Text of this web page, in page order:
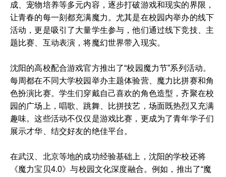
成、宠物培养等多元内容，逐步打破游戏和现实的界限，
让青春的每一刻都充满魔力。尤其是在校园内举办的线下
活动，更是吸引了大量学生参与，他们通过线下竞技、主
题比赛、互动表演，将魔幻世界带入现实。
沈阳的高校配合游戏官方推出了“校园魔力节”系列活动。
每周都在不同大学校园举办主题体验营、魔力比拼赛和角
色扮演比赛。学生们穿戴自己喜欢的角色造型，齐聚在校
园的广场上，唱歌、跳舞、比拼技艺，场面既热烈又充满
趣味。这些活动不仅仅是游戏比赛，更成为了青年学子们
展示才华、结交好友的绝佳平台。
在武汉、北京等地的成功经验基础上，沈阳的学校还将
《魔力宝贝4.0》与校园文化深度融合。例如，推出了“魔